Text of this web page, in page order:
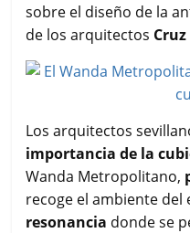
sobre el diseño de la
de los arquitectos
Los arquitectos
importancia de la
Wanda Metropolitano,
recoge el ambiente
resonancia donde se